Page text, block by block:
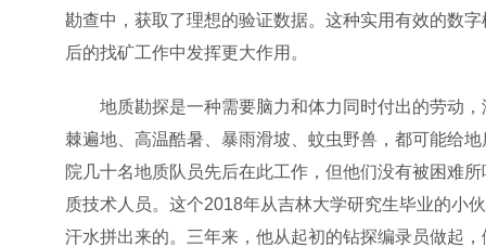
勘查中，获取了理想的验证数据。这种实用有效的数
后的找矿工作中发挥更大作用。
地质勘探是一种需要脑力和体力同时付出的劳动
棘遍地、高温酷暑、暴雨滑坡、蚊虫野兽，都可能给
院几十名地质队员先后在此工作，但他们没有被困难
质技术人员。这个2018年从吉林大学研究生毕业的小
汗水拼出来的。三年来，他从起初的钻探编录员做起